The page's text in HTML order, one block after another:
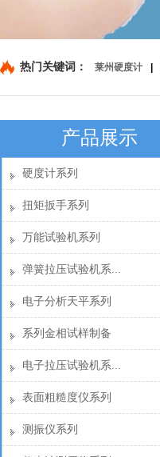
热门关键词： 莱州硬度计
产品展示
硬度计系列
扭矩扳手系列
万能试验机系列
弹簧拉压试验机系...
电子分析天平系列
系列金相试样制备
电子拉压试验机系...
表面粗糙度仪系列
测振仪系列